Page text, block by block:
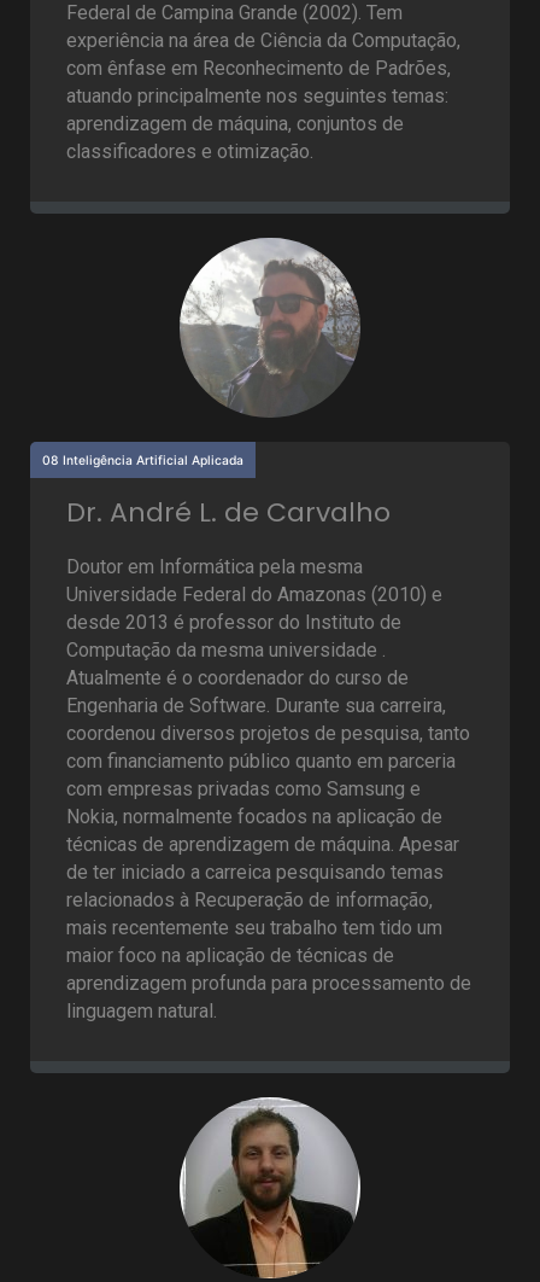
Federal de Campina Grande (2002). Tem
experiência na área de Ciência da Computação,
com ênfase em Reconhecimento de Padrões,
atuando principalmente nos seguintes temas:
aprendizagem de máquina, conjuntos de
classificadores e otimização.
Dr. André L. de Carvalho
Doutor em Informática pela mesma
Universidade Federal do Amazonas (2010) e
desde 2013 é professor do Instituto de
Computação da mesma universidade .
Atualmente é o coordenador do curso de
Engenharia de Software. Durante sua carreira,
coordenou diversos projetos de pesquisa, tanto
com financiamento público quanto em parceria
com empresas privadas como Samsung e
Nokia, normalmente focados na aplicação de
técnicas de aprendizagem de máquina. Apesar
de ter iniciado a carreica pesquisando temas
relacionados à Recuperação de informação,
mais recentemente seu trabalho tem tido um
maior foco na aplicação de técnicas de
aprendizagem profunda para processamento de
linguagem natural.
08 Inteligência Artificial Aplicada